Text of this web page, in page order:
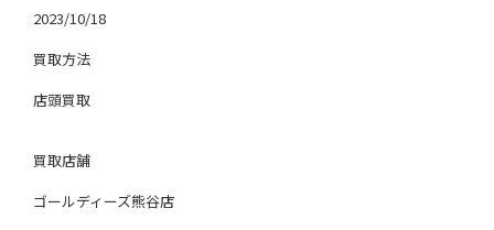
2023/10/18
買取方法
店頭買取
買取店舗
ゴールディーズ熊谷店